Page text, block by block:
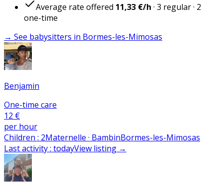
Average rate offered 11,33 €/h · 3 regular· 2
one-time
→ See babysitters in Bormes-les-Mimosas
Benjamin
One-time care
12 €
per hour
Children : 2Maternelle · BambinBormes-les-Mimosas
Last activity: todayView listing →